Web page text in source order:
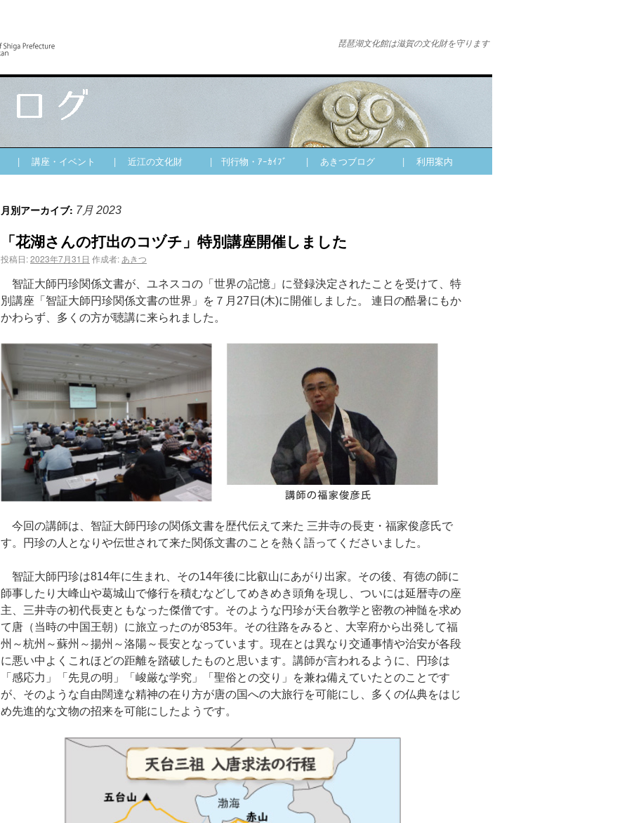
琵琶湖文化館は滋賀の文化財を守ります
| 講座・イベント | 近江の文化財 | 刊行物・ｱｰｶｲﾌﾞ | あきつブログ | 利用案内
月別アーカイブ: 7月 2023
「花湖さんの打出のコヅチ」特別講座開催しました
投稿日:2023年7月31日 作成者: あきつ
智証大師円珍関係文書が、ユネスコの「世界の記憶」に登録決定されたことを受けて、特
別講座「智証大師円珍関係文書の世界」を７月27日(木)に開催しました。 連日の酷暑にもか
かわらず、多くの方が聴講に来られました。
今回の講師は、智証大師円珍の関係文書を歴代伝えて来た 三井寺の長吏・福家俊彦氏で
す。円珍の人となりや伝世されて来た関係文書のことを熱く語ってくださいました。
智証大師円珍は814年に生まれ、その14年後に比叡山にあがり出家。その後、有徳の師に
師事したり大峰山や葛城山で修行を積むなどしてめきめき頭角を現し、ついには延暦寺の座
主、三井寺の初代長吏ともなった傑僧です。そのような円珍が天台教学と密教の神髄を求め
て唐（当時の中国王朝）に旅立ったのが853年。その往路をみると、大宰府から出発して福
州～杭州～蘇州～揚州～洛陽～長安となっています。現在とは異なり交通事情や治安が各段
に悪い中よくこれほどの距離を踏破したものと思います。講師が言われるように、円珍は
「感応力」「先見の明」「峻厳な学究」「聖俗との交り」を兼ね備えていたとのことです
が、そのような自由闊達な精神の在り方が唐の国への大旅行を可能にし、多くの仏典をはじ
め先進的な文物の招来を可能にしたようです。